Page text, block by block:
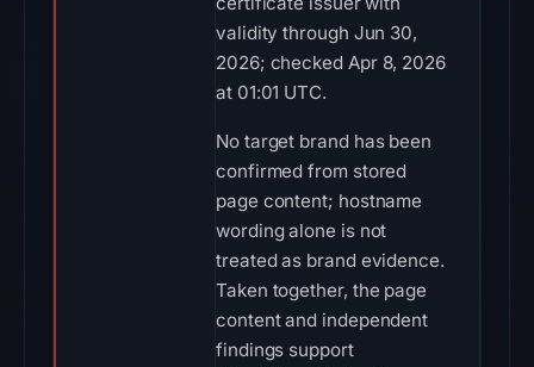
validity through Jun 30,
2026; checked Apr 8, 2026
at 01:01 UTC.
No target brand has been
confirmed from stored
page content; hostname
wording alone is not
treated as brand evidence.
Taken together, the page
content and independent
findings support